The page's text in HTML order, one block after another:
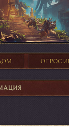
ОПРОС